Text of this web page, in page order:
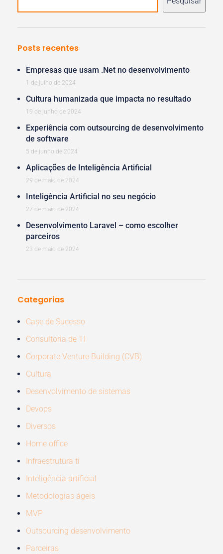
Posts recentes
Empresas que usam .Net no desenvolvimento
1 de julho de 2024
Cultura humanizada que impacta no resultado
19 de junho de 2024
Experiência com outsourcing de desenvolvimento
de software
5 de junho de 2024
Aplicações de Inteligência Artificial
29 de maio de 2024
Inteligência Artificial no seu negócio
27 de maio de 2024
Desenvolvimento Laravel – como escolher
parceiros
23 de maio de 2024
Categorias
Case de Sucesso
Consultoria de TI
Corporate Venture Building (CVB)
Cultura
Desenvolvimento de sistemas
Devops
Diversos
Home office
Infraestrutura ti
Inteligência artificial
Metodologias ágeis
MVP
Outsourcing desenvolvimento
Parceiras